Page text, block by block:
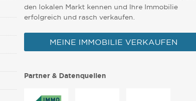
den lokalen Markt kennen und Ihre Immobilie
erfolgreich und rasch verkaufen.
MEINE IMMOBILIE VERKAUFEN
Partner & Datenquellen